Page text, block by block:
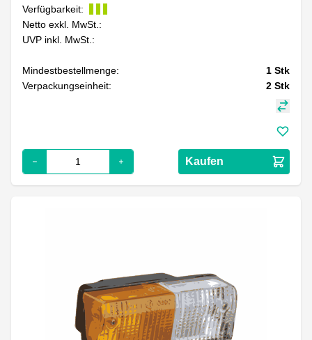
Verfügbarkeit:
Netto exkl. MwSt.:
UVP inkl. MwSt.:
Mindestbestellmenge: 1 Stk
Verpackungseinheit:
2 Stk
Kaufen